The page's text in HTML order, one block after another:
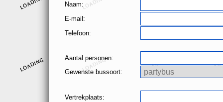
Naam:
E-mail:
Telefoon:
Aantal personen:
Gewenste bussoort:
Vertrekplaats: